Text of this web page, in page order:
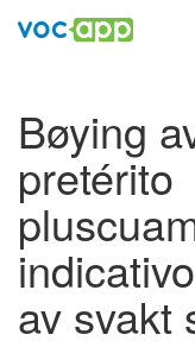
Bøying
pretérito
av svakt